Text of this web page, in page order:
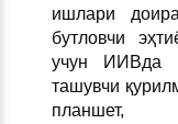
ишлари
бутловчи
учун ИИВда
ташувчи
планшет,